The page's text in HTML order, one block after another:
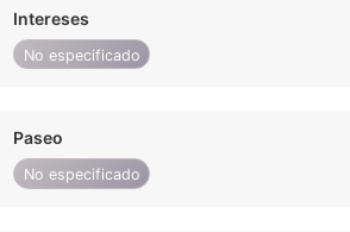
Intereses
No especificado
Paseo
No especificado